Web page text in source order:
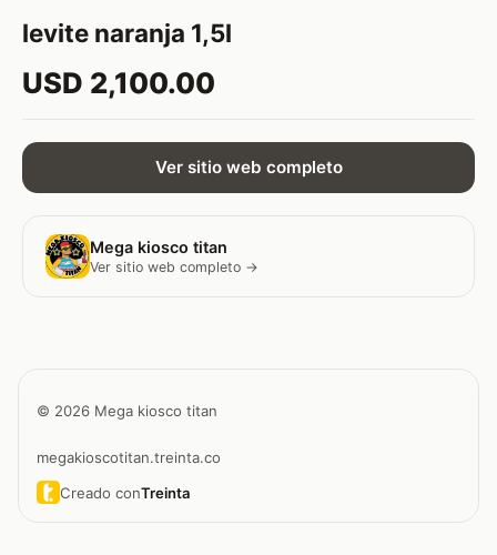
levite naranja 1,5l
USD 2,100.00
Ver sitio web completo
Mega kiosco titan
Ver sitio web completo →
© 2026 Mega kiosco titan
megakioscotitan.treinta.co
Creado conTreinta